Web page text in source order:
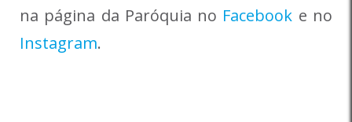
na página da Paróquia no Facebook e no
Instagram.